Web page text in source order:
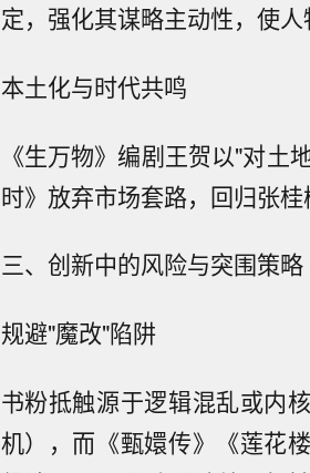
定，强化其谋略主动性，使人
本土化与时代共鸣
《生万物》编剧王贺以"对土
时》放弃市场套路，回归张桂
三、创新中的风险与突围策略
规避"魔改"陷阱
书粉抵触源于逻辑混乱或内
机），而《甄嬛传》《莲花